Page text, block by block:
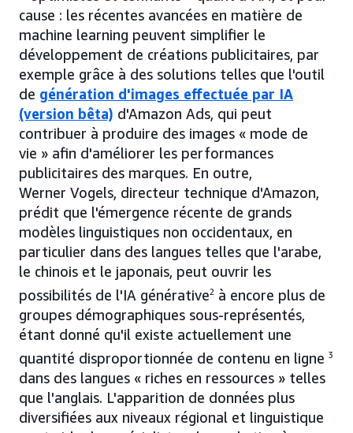
cause : les récentes avancées en matière de
machine learning peuvent simplifier le
développement de créations publicitaires, par
exemple grâce à des solutions telles que l'outil
de génération d'images effectuée par IA
(version bêta) d'Amazon Ads, qui peut
contribuer à produire des images « mode de
vie » afin d'améliorer les performances
publicitaires des marques. En outre,
Werner Vogels, directeur technique d'Amazon,
prédit que l'émergence récente de grands
modèles linguistiques non occidentaux, en
particulier dans des langues telles que l'arabe,
le chinois et le japonais, peut ouvrir les
possibilités de l'IA générative2 à encore plus de
groupes démographiques sous-représentés,
étant donné qu'il existe actuellement une
quantité disproportionnée de contenu en ligne 3
dans des langues « riches en ressources » telles
que l'anglais. L'apparition de données plus
diversifiées aux niveaux régional et linguistique